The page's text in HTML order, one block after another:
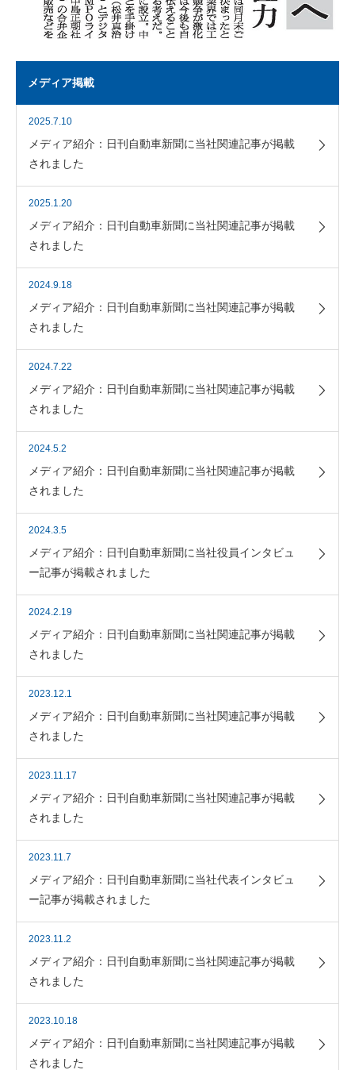
メディア掲載
2025.7.10
メディア紹介：日刊自動車新聞に当社関連記事が掲載
されました
2025.1.20
メディア紹介：日刊自動車新聞に当社関連記事が掲載
されました
2024.9.18
メディア紹介：日刊自動車新聞に当社関連記事が掲載
されました
2024.7.22
メディア紹介：日刊自動車新聞に当社関連記事が掲載
されました
2024.5.2
メディア紹介：日刊自動車新聞に当社関連記事が掲載
されました
2024.3.5
メディア紹介：日刊自動車新聞に当社役員インタビュ
ー記事が掲載されました
2024.2.19
メディア紹介：日刊自動車新聞に当社関連記事が掲載
されました
2023.12.1
メディア紹介：日刊自動車新聞に当社関連記事が掲載
されました
2023.11.17
メディア紹介：日刊自動車新聞に当社関連記事が掲載
されました
2023.11.7
メディア紹介：日刊自動車新聞に当社代表インタビュ
ー記事が掲載されました
2023.11.2
メディア紹介：日刊自動車新聞に当社関連記事が掲載
されました
2023.10.18
メディア紹介：日刊自動車新聞に当社関連記事が掲載
されました